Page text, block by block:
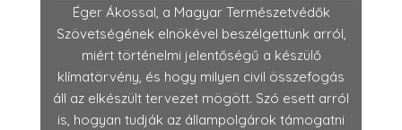
Éger Ákossal, a Magyar Természetvédők
Szövetségének elnökével beszélgettünk arról,
miért történelmi jelentőségű a készülő
klímatörvény, és hogy milyen civil összefogás
áll az elkészült tervezet mögött. Szó esett arról
is, hogyan tudják az állampolgárok támogatni